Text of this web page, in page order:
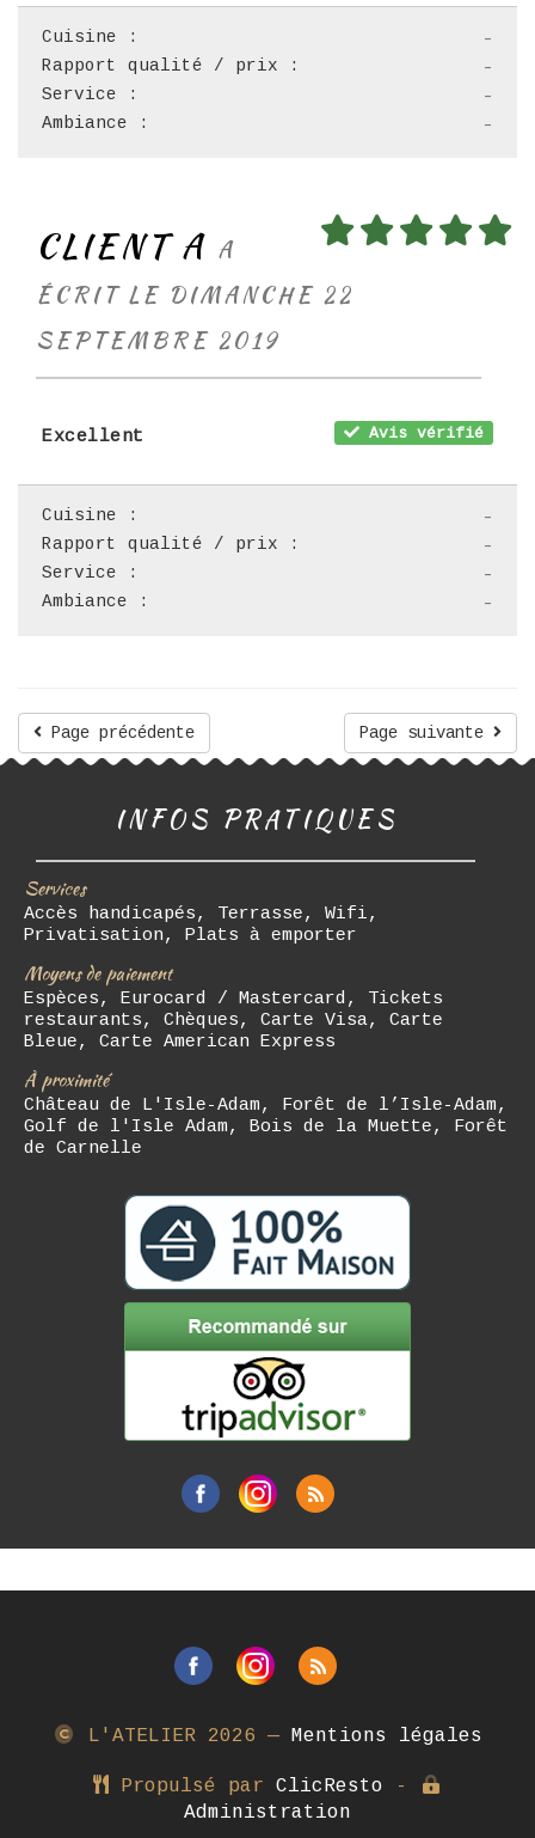
-
Cuisine :
-
Rapport qualité / prix :
-
Service :
-
Ambiance :
CLIENT A A
ÉCRIT LE DIMANCHE 22
SEPTEMBRE 2019
Avis vérifié
Excellent
-
Cuisine :
-
Rapport qualité / prix :
-
Service :
-
Ambiance :
Page suivante
Page précédente
INFOS PRATIQUES
Services
Accès handicapés, Terrasse, Wifi,
Privatisation, Plats à emporter
Moyens de paiement
Espèces, Eurocard / Mastercard, Tickets
restaurants, Chèques, Carte Visa, Carte
Bleue, Carte American Express
À proximité
Château de L'Isle-Adam, Forêt de l’Isle-Adam,
Golf de l'Isle Adam, Bois de la Muette, Forêt
de Carnelle
L'ATELIER 2026 — Mentions légales
Propulsé par ClicResto -
Administration